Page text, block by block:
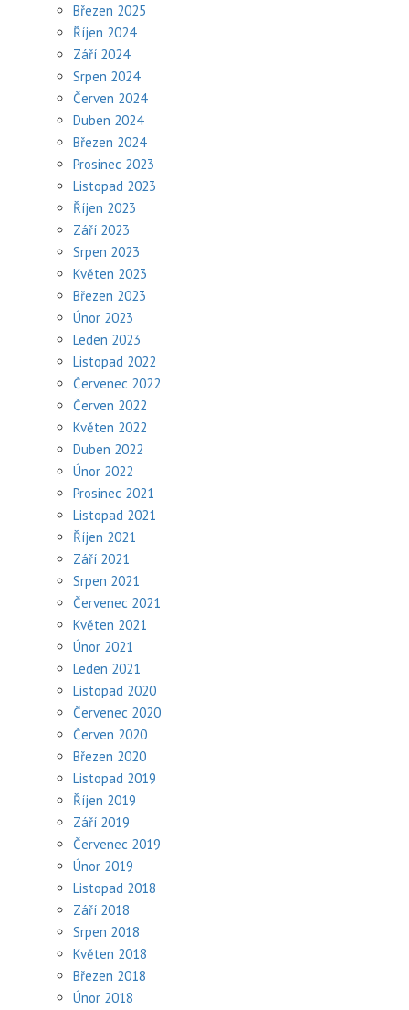
Březen 2025
Říjen 2024
Září 2024
Srpen 2024
Červen 2024
Duben 2024
Březen 2024
Prosinec 2023
Listopad 2023
Říjen 2023
Září 2023
Srpen 2023
Květen 2023
Březen 2023
Únor 2023
Leden 2023
Listopad 2022
Červenec 2022
Červen 2022
Květen 2022
Duben 2022
Únor 2022
Prosinec 2021
Listopad 2021
Říjen 2021
Září 2021
Srpen 2021
Červenec 2021
Květen 2021
Únor 2021
Leden 2021
Listopad 2020
Červenec 2020
Červen 2020
Březen 2020
Listopad 2019
Říjen 2019
Září 2019
Červenec 2019
Únor 2019
Listopad 2018
Září 2018
Srpen 2018
Květen 2018
Březen 2018
Únor 2018